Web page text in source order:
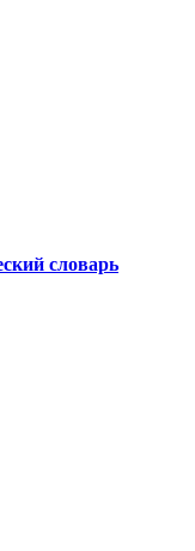
словарь